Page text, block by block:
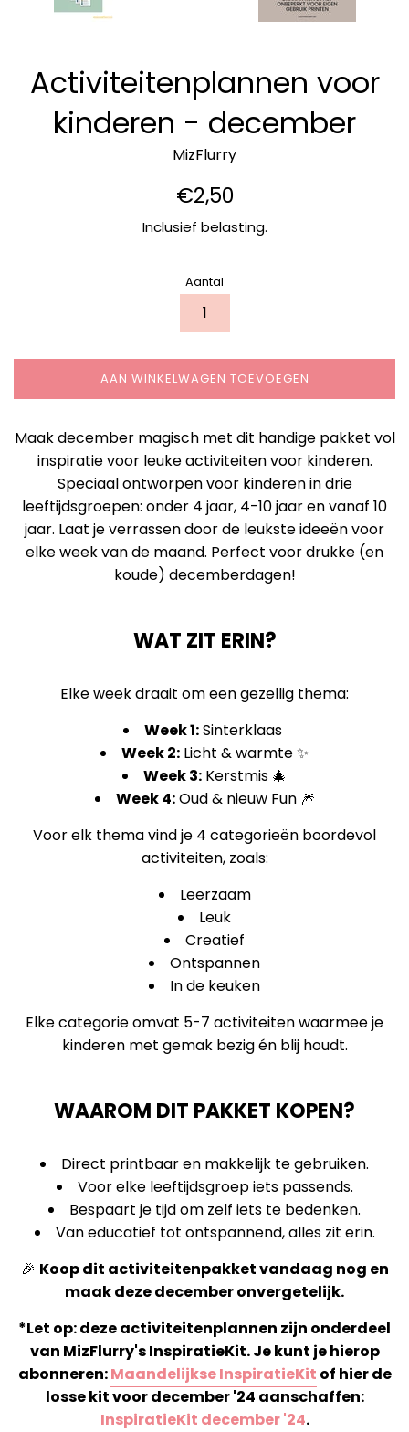
Activiteitenplannen voor
kinderen - december
MizFlurry
Normale
€2,50
Inclusief belasting.
Aantal
AAN WINKELWAGEN TOEVOEGEN
Maak december magisch met dit handige pakket vol
inspiratie voor leuke activiteiten voor kinderen.
Speciaal ontworpen voor kinderen in drie
leeftijdsgroepen: onder 4 jaar, 4-10 jaar en vanaf 10
jaar. Laat je verrassen door de leukste ideeën voor
elke week van de maand. Perfect voor drukke (en
koude) decemberdagen!
WAT ZIT ERIN?
Elke week draait om een gezellig thema:
Week 1:Sinterklaas
Week 2: Licht & warmte ✨
Week 3: Kerstmis 🎄
Week 4:Oud & nieuw Fun 🎆
Voor elk thema vind je 4 categorieën boordevol
activiteiten, zoals:
Leerzaam
Leuk
Creatief
Ontspannen
In de keuken
Elke categorie omvat 5-7 activiteiten waarmee je
kinderen met gemak bezig én blij houdt.
WAAROM DIT PAKKET KOPEN?
Direct printbaar en makkelijk te gebruiken.
Voor elke leeftijdsgroep iets passends.
Bespaart je tijd om zelf iets te bedenken.
Van educatief tot ontspannend, alles zit erin.
🎉 Koop dit activiteitenpakket vandaag nog en
maak deze december onvergetelijk.
*Let op: deze activiteitenplannen zijn onderdeel
van MizFlurry's InspiratieKit. Je kunt je hierop
abonneren:Maandelijkse InspiratieKit of hier de
losse kit voor december '24 aanschaffen:
InspiratieKit december '24.